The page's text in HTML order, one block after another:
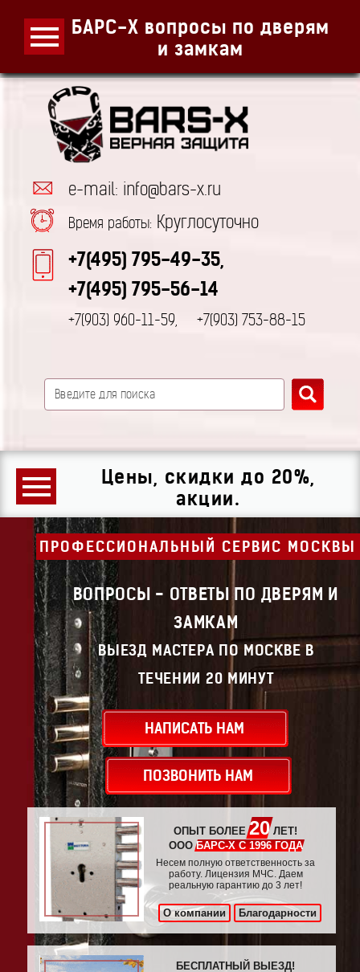
БАРС-Х вопросы по дверям
и замкам
e-mail: info@bars-x.ru
Время работы: Круглосуточно
+7(495) 795-49-35,
+7(495) 795-56-14
+7(903) 960-11-59, +7(903) 753-88-15
Цены, скидки до 20%,
акции.
ПРОФЕССИОНАЛЬНЫЙ СЕРВИС МОСКВЫ
ВОПРОСЫ - ОТВЕТЫ ПО ДВЕРЯМ И
ЗАМКАМ
ВЫЕЗД МАСТЕРА ПО МОСКВЕ В
ТЕЧЕНИИ 20 МИНУТ
НАПИСАТЬ НАМ
ПОЗВОНИТЬ НАМ
ОПЫТ БОЛЕЕ20ЛЕТ!
ОООБАРС-Х С 1996 ГОДА
Несем полную ответственность за
работу. Лицензия МЧС. Даем
реальную гарантию до 3 лет!
О компании Благодарности
БЕСПЛАТНЫЙ ВЫЕЗД!